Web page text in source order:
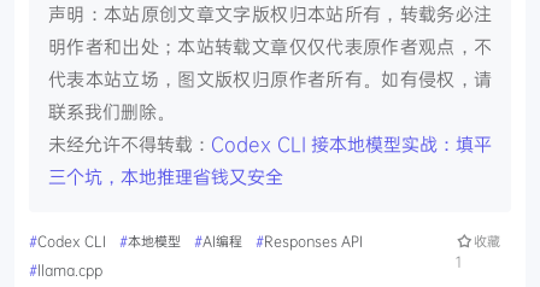
声明：本站原创文章文字版权归本站所有，转载务必注
明作者和出处；本站转载文章仅仅代表原作者观点，不
代表本站立场，图文版权归原作者所有。如有侵权，请
联系我们删除。
未经允许不得转载： Codex CLI 接本地模型实战：填平
三个坑，本地推理省钱又安全
#Codex CLI #本地模型 #AI编程 #Responses API
#llama.cpp
收藏
1